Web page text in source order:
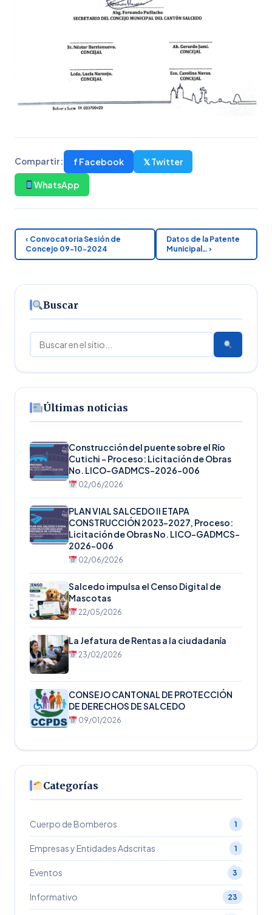
Compartir: f Facebook 𝕏 Twitter
WhatsApp
‹ Convocatoria Sesión de
Concejo 09-10-2024
Datos de la Patente
Municipal… ›
Buscar
Buscar
Últimas noticias
Construcción del puente sobre el Río
Cutichi – Proceso: Licitación de Obras
No. LICO-GADMCS-2026-006
02/06/2026
PLAN VIAL SALCEDO II ETAPA
CONSTRUCCIÓN 2023-2027, Proceso:
Licitación de Obras No. LICO-GADMCS-
2026-006
02/06/2026
Salcedo impulsa el Censo Digital de
Mascotas
22/05/2026
La Jefatura de Rentas a la ciudadanía
23/02/2026
CONSEJO CANTONAL DE PROTECCIÓN
DE DERECHOS DE SALCEDO
09/01/2026
Categorías
Cuerpo de Bomberos 1
Empresas y Entidades Adscritas 1
Eventos 3
Informativo 23